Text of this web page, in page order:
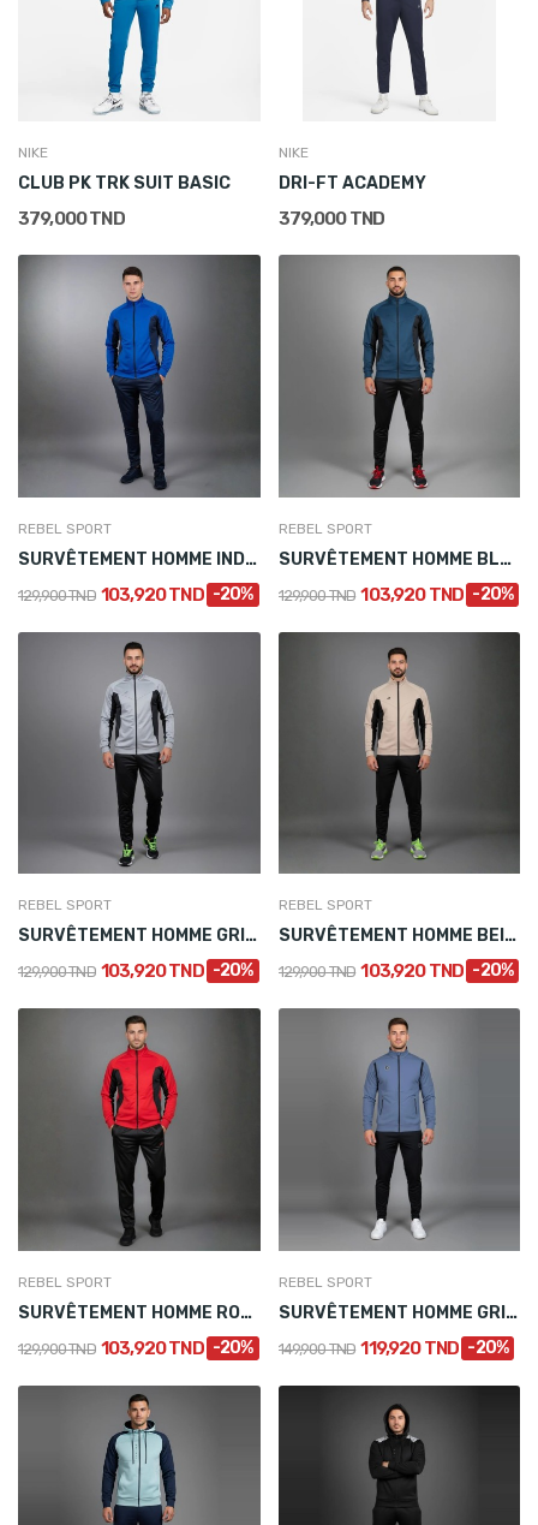
NIKE
CLUB PK TRK SUIT BASIC
379,000 TND
NIKE
DRI-FT ACADEMY
379,000 TND
REBEL SPORT
SURVÊTEMENT HOMME INDIGO EN SATIN
129,900 TND 103,920 TND -20%
REBEL SPORT
SURVÊTEMENT HOMME BLEU PÉTROLE EN SATIN
129,900 TND 103,920 TND -20%
REBEL SPORT
SURVÊTEMENT HOMME GRIS EN SATIN
129,900 TND 103,920 TND -20%
REBEL SPORT
SURVÊTEMENT HOMME BEIGE EN SATIN
129,900 TND 103,920 TND -20%
REBEL SPORT
SURVÊTEMENT HOMME ROUGE EN SATIN
129,900 TND 103,920 TND -20%
REBEL SPORT
SURVÊTEMENT HOMME GRIS EN POLYAMIDE
149,900 TND 119,920 TND -20%